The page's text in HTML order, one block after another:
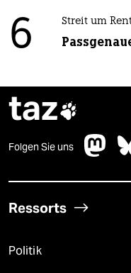
6 Streit um
taz
Folgen Sie uns
Ressorts
Politik